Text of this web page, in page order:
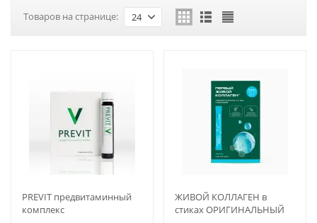
Товаров на странице: 24
PREVIT предвитаминный
комплекс
ЖИВОЙ КОЛЛАГЕН в
стиках ОРИГИНАЛЬНЫЙ